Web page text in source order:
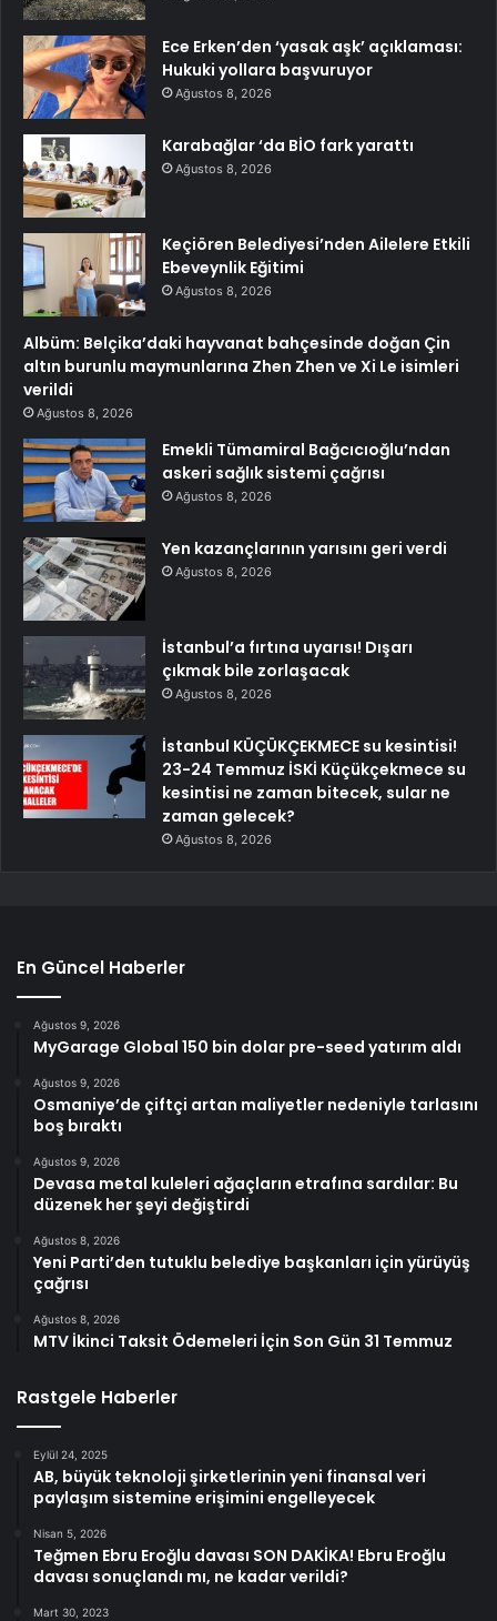
Ece Erken’den ‘yasak aşk’ açıklaması:
Hukuki yollara başvuruyor
Ağustos 8, 2026
Karabağlar ‘da BİO fark yarattı
Ağustos 8, 2026
Keçiören Belediyesi’nden Ailelere Etkili
Ebeveynlik Eğitimi
Ağustos 8, 2026
Albüm: Belçika’daki hayvanat bahçesinde doğan Çin
altın burunlu maymunlarına Zhen Zhen ve Xi Le isimleri
verildi
Ağustos 8, 2026
Emekli Tümamiral Bağcıcıoğlu’ndan
askeri sağlık sistemi çağrısı
Ağustos 8, 2026
Yen kazançlarının yarısını geri verdi
Ağustos 8, 2026
İstanbul’a fırtına uyarısı! Dışarı
çıkmak bile zorlaşacak
Ağustos 8, 2026
İstanbul KÜÇÜKÇEKMECE su kesintisi!
23-24 Temmuz İSKİ Küçükçekmece su
kesintisi ne zaman bitecek, sular ne
zaman gelecek?
Ağustos 8, 2026
En Güncel Haberler
Ağustos 9, 2026
MyGarage Global 150 bin dolar pre-seed yatırım aldı
Ağustos 9, 2026
Osmaniye’de çiftçi artan maliyetler nedeniyle tarlasını
boş bıraktı
Ağustos 9, 2026
Devasa metal kuleleri ağaçların etrafına sardılar: Bu
düzenek her şeyi değiştirdi
Ağustos 8, 2026
Yeni Parti’den tutuklu belediye başkanları için yürüyüş
çağrısı
Ağustos 8, 2026
MTV İkinci Taksit Ödemeleri İçin Son Gün 31 Temmuz
Rastgele Haberler
Eylül 24, 2025
AB, büyük teknoloji şirketlerinin yeni finansal veri
paylaşım sistemine erişimini engelleyecek
Nisan 5, 2026
Teğmen Ebru Eroğlu davası SON DAKİKA! Ebru Eroğlu
davası sonuçlandı mı, ne kadar verildi?
Mart 30, 2023